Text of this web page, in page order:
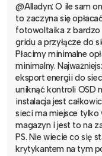
@Alladyn: O ile sam
to zaczyna się
fotowoltaika z
gridu a przyłącze do
Płacimy minimalne
minimalny.
eksport energii do
uniknąć kontroli OSD
instalacja jest
sieci ma miejsce
magazyn i jest to na
PS. Nie wiecie co się
krytykantem na tym